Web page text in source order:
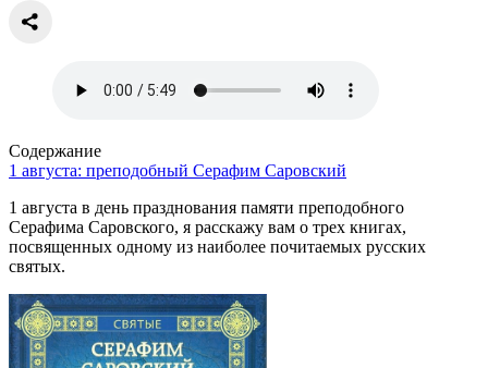
Содержание
1 августа: преподобный Серафим Саровский
1 августа в день празднования памяти преподобного
Серафима Саровского, я расскажу вам о трех книгах,
посвященных одному из наиболее почитаемых русских
святых.